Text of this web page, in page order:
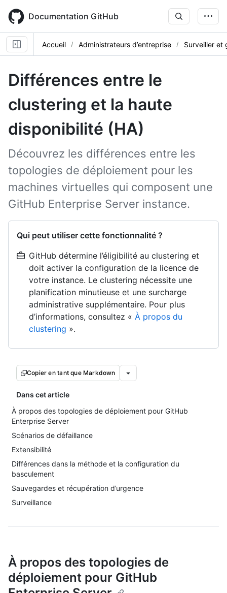
main
content
Documentation GitHub
Accueil Administrateurs d’entreprise Surveiller et
Différences entre le
clustering et la haute
disponibilité (HA)
Découvrez les différences entre les
topologies de déploiement pour les
machines virtuelles qui composent une
GitHub Enterprise Server instance.
Qui peut utiliser cette fonctionnalité ?
GitHub détermine l’éligibilité au clustering et
doit activer la configuration de la licence de
votre instance. Le clustering nécessite une
planification minutieuse et une surcharge
administrative supplémentaire. Pour plus
d’informations, consultez « À propos du
clustering ».
Copier en tant que Markdown
Dans cet article
À propos des topologies de déploiement pour GitHub
Enterprise Server
Scénarios de défaillance
Extensibilité
Différences dans la méthode et la configuration du
basculement
Sauvegardes et récupération d’urgence
Surveillance
À propos des topologies de
déploiement pour GitHub